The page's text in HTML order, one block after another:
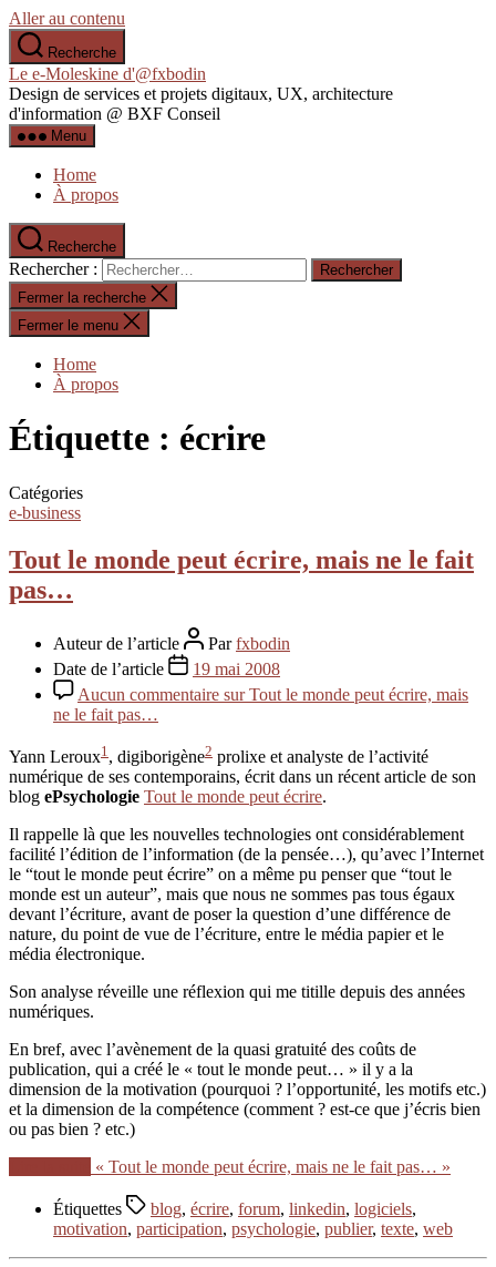
Aller au contenu
Recherche
Le e-Moleskine d'@fxbodin
Design de services et projets digitaux, UX, architecture
d'information @ BXF Conseil
Menu
Home
À propos
Recherche
Rechercher :
Fermer la recherche
Fermer le menu
Home
À propos
Étiquette : écrire
Catégories
e-business
Tout le monde peut écrire, mais ne le fait
pas…
Auteur de l’article Parfxbodin
Date de l’article
19 mai 2008
Aucun commentaire sur Tout le monde peut écrire, mais
ne le fait pas…
Yann Leroux1 , digiborigène2 prolixe et analyste de l’activité
numérique de ses contemporains, écrit dans un récent article de son
blog ePsychologie Tout le monde peut écrire.
Il rappelle là que les nouvelles technologies ont considérablement
facilité l’édition de l’information (de la pensée…), qu’avec l’Internet
le “tout le monde peut écrire” on a même pu penser que “tout le
monde est un auteur”, mais que nous ne sommes pas tous égaux
devant l’écriture, avant de poser la question d’une différence de
nature, du point de vue de l’écriture, entre le média papier et le
média électronique.
Son analyse réveille une réflexion qui me titille depuis des années
numériques.
En bref, avec l’avènement de la quasi gratuité des coûts de
publication, qui a créé le « tout le monde peut… » il y a la
dimension de la motivation (pourquoi ? l’opportunité, les motifs etc.)
et la dimension de la compétence (comment ? est-ce que j’écris bien
ou pas bien ? etc.)
« Tout le monde peut écrire, mais ne le fait pas… »
Étiquettes blog, écrire, forum, linkedin, logiciels,
motivation, participation, psychologie, publier, texte, web